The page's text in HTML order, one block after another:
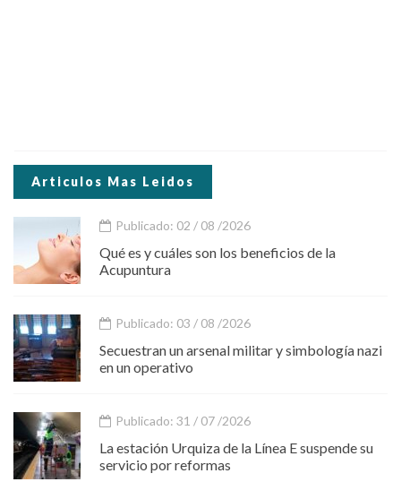
Articulos Mas Leidos
Publicado: 02 / 08 /2026
Qué es y cuáles son los beneficios de la
Acupuntura
Publicado: 03 / 08 /2026
Secuestran un arsenal militar y simbología nazi
en un operativo
Publicado: 31 / 07 /2026
La estación Urquiza de la Línea E suspende su
servicio por reformas